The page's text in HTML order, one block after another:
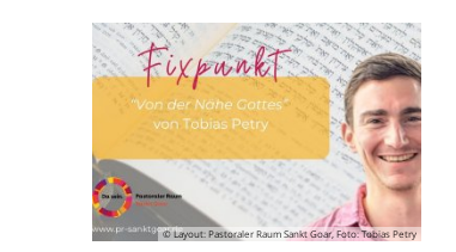
© Layout: Pastoraler Raum Sankt Goar, Foto: Tobias Petry